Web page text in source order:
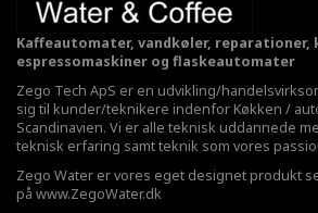
Kaffeautomater, vandkøler, reparationer,
espressomaskiner og flaskeautomater
Zego Tech ApS er en udvikling/
sig til kunder/teknikere indenfor Køkken /
Scandinavien. Vi er alle teknisk uddannede
teknisk erfaring samt teknik som vores
Zego Water er vores eget designet produkt
på www.ZegoWater.dk